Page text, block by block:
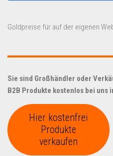
Goldpreise für auf der eigenen
Sie sind Großhändler oder
B2B Produkte kostenlos bei uns
Hier kostenfrei
Produkte
verkaufen